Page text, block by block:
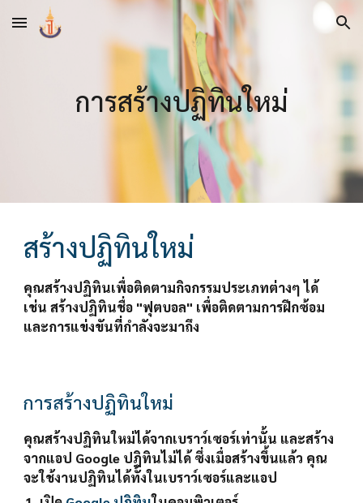
Skip to main content Skip to navigation
การสร้างปฏิทินใหม่
สร้างปฏิทินใหม่
คุณสร้างปฏิทินเพื่อติดตามกิจกรรมประเภทต่างๆ ได้
เช่น สร้างปฏิทินชื่อ "ฟุตบอล" เพื่อติดตามการฝึกซ้อม
และการแข่งขันที่กำลังจะมาถึง
การสร้างปฏิทินใหม่
คุณสร้างปฏิทินใหม่ได้จากเบราว์เซอร์เท่านั้น และสร้าง
จากแอป Google ปฏิทินไม่ได้ ซึ่งเมื่อสร้างขึ้นแล้ว คุณ
จะใช้งานปฏิทินได้ทั้งในเบราว์เซอร์และแอป